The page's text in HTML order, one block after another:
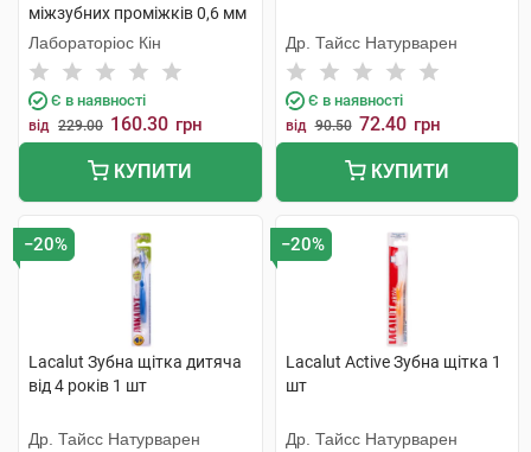
міжзубних проміжків 0,6 мм
6 шт
Лабораторіос Кін
Є в наявності
від 229.00 160.30 грн
КУПИТИ
Др. Тайсс Натурварен
Є в наявності
від 90.50 72.40 грн
КУПИТИ
−20%
Lacalut Зубна щітка дитяча
від 4 років 1 шт
Др. Тайсс Натурварен
−20%
Lacalut Active Зубна щітка 1
шт
Др. Тайсс Натурварен